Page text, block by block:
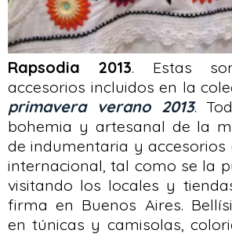
Rapsodia 2013. Estas
accesorios incluidos en la
primavera verano 2013.
bohemia y artesanal de la
de indumentaria y accesorios
internacional, tal como se la
visitando los locales y
firma en Buenos Aires.
en túnicas y camisolas,